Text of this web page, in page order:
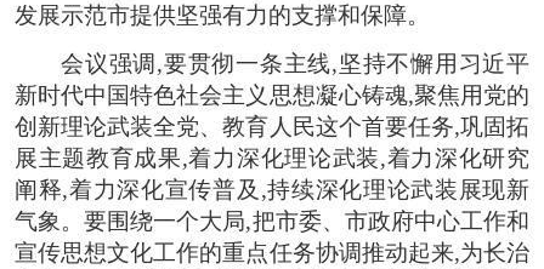
发展示范市提供坚强有力的支撑和保障。
会议强调,要贯彻一条主线,坚持不懈用习近平
新时代中国特色社会主义思想凝心铸魂,聚焦用党的
创新理论武装全党、教育人民这个首要任务,巩固拓
展主题教育成果,着力深化理论武装,着力深化研究
阐释,着力深化宣传普及,持续深化理论武装展现新
气象。要围绕一个大局,把市委、市政府中心工作和
宣传思想文化工作的重点任务协调推动起来,为长治